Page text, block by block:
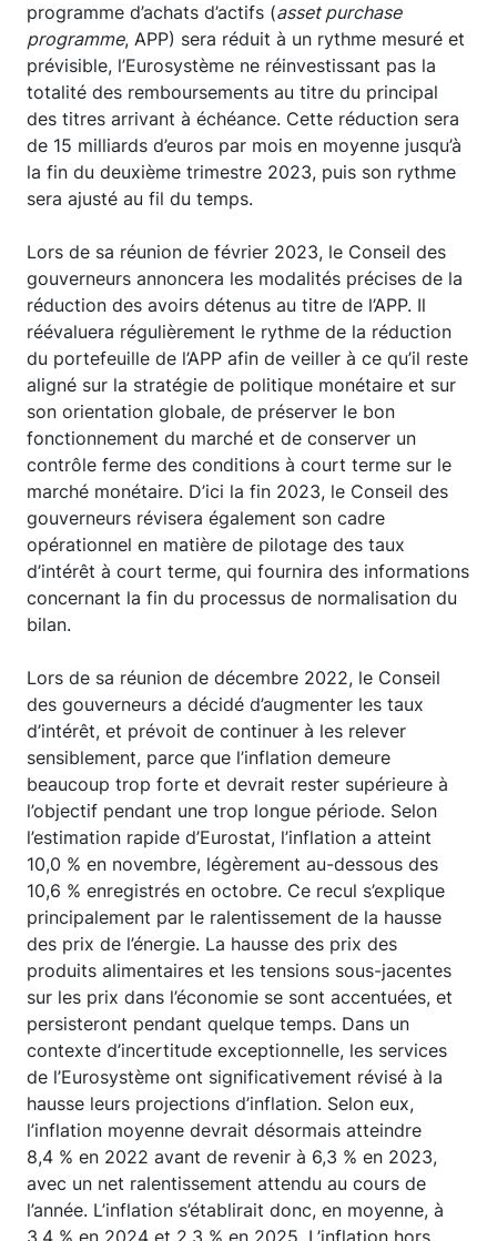
programme d’achats d’actifs (asset purchase
programme, APP) sera réduit à un rythme mesuré et
prévisible, l’Eurosystème ne réinvestissant pas la
totalité des remboursements au titre du principal
des titres arrivant à échéance. Cette réduction sera
de 15 milliards d’euros par mois en moyenne jusqu’à
la fin du deuxième trimestre 2023, puis son rythme
sera ajusté au fil du temps.
Lors de sa réunion de février 2023, le Conseil des
gouverneurs annoncera les modalités précises de la
réduction des avoirs détenus au titre de l’APP. Il
réévaluera régulièrement le rythme de la réduction
du portefeuille de l’APP afin de veiller à ce qu’il reste
aligné sur la stratégie de politique monétaire et sur
son orientation globale, de préserver le bon
fonctionnement du marché et de conserver un
contrôle ferme des conditions à court terme sur le
marché monétaire. D’ici la fin 2023, le Conseil des
gouverneurs révisera également son cadre
opérationnel en matière de pilotage des taux
d’intérêt à court terme, qui fournira des informations
concernant la fin du processus de normalisation du
bilan.
Lors de sa réunion de décembre 2022, le Conseil
des gouverneurs a décidé d’augmenter les taux
d’intérêt, et prévoit de continuer à les relever
sensiblement, parce que l’inflation demeure
beaucoup trop forte et devrait rester supérieure à
l’objectif pendant une trop longue période. Selon
l’estimation rapide d’Eurostat, l’inflation a atteint
10,0 % en novembre, légèrement au-dessous des
10,6 % enregistrés en octobre. Ce recul s’explique
principalement par le ralentissement de la hausse
des prix de l’énergie. La hausse des prix des
produits alimentaires et les tensions sous-jacentes
sur les prix dans l’économie se sont accentuées, et
persisteront pendant quelque temps. Dans un
contexte d’incertitude exceptionnelle, les services
de l’Eurosystème ont significativement révisé à la
hausse leurs projections d’inflation. Selon eux,
l’inflation moyenne devrait désormais atteindre
8,4 % en 2022 avant de revenir à 6,3 % en 2023,
avec un net ralentissement attendu au cours de
l’année. L’inflation s’établirait donc, en moyenne, à
3,4 % en 2024 et 2,3 % en 2025. L’inflation hors